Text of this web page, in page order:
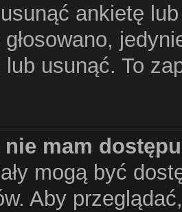
ankietę
lub usunąć. To
mam
mogą być
Aby